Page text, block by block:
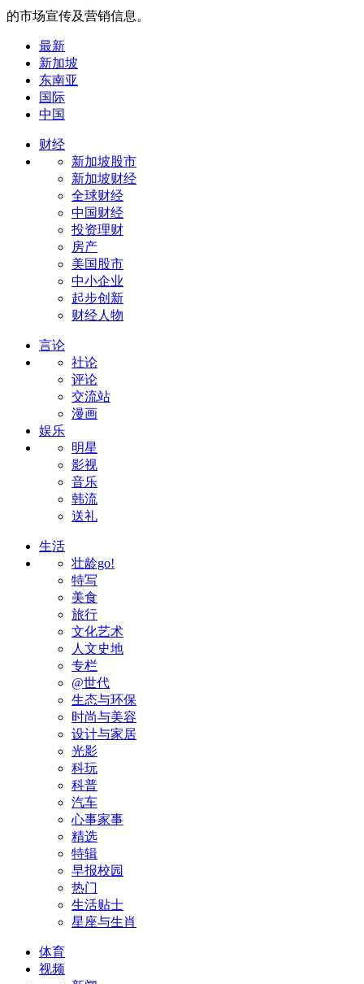
的市场宣传及营销信息。
最新
新加坡
东南亚
国际
中国
财经
新加坡股市
新加坡财经
全球财经
中国财经
投资理财
房产
美国股市
中小企业
起步创新
财经人物
言论
社论
评论
交流站
漫画
娱乐
明星
影视
音乐
韩流
送礼
生活
壮龄go!
特写
美食
旅行
文化艺术
人文史地
专栏
@世代
生态与环保
时尚与美容
设计与家居
光影
科玩
科普
汽车
心事家事
精选
特辑
早报校园
热门
生活贴士
星座与生肖
体育
视频